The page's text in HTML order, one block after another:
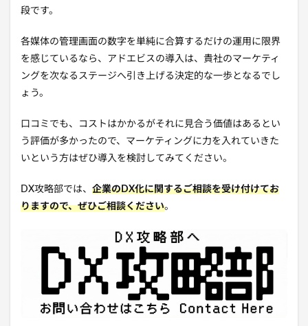
段です。
各媒体の管理画面の数字を単純に合算するだけの運用に限界
を感じているなら、アドエビスの導入は、貴社のマーケティ
ングを次なるステージへ引き上げる決定的な一歩となるでし
ょう。
口コミでも、コストはかかるがそれに見合う価値はあるとい
う評価が多かったので、マーケティングに力を入れていきた
いという方はぜひ導入を検討してみてください。
DX攻略部では、 企業のDX化に関するご相談を受け付けてお
りますので、ぜひご相談ください。